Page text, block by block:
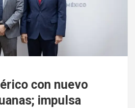
con nuevo
impulsa